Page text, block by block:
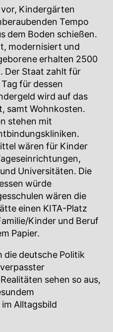
Kindergärten
Tempo
dem Boden schießen.
modernisiert und
erhalten 2500
Der Staat zahlt für
für dessen
wird auf das
samt Wohnkosten.
stehen mit
wären für Kinder
Universitäten. Die
würde
wären die
einen KITA-Platz
Kinder und Beruf
Papier.
die deutsche Politik
sehen so aus,
Alltagsbild